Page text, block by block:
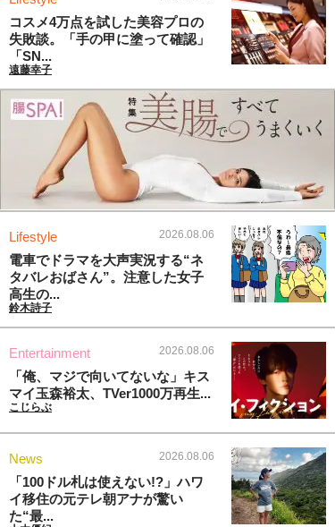
コスメ4万点を試した美容プロの
失敗談。「手の甲に塗って確認」
「SN...
遠藤幸子
Lifestyle 2026.08.06
電車でドラマを大声実況する“ネ
タバレおばさん”。注意した女子
高生の...
鈴木詩子
Entertainment 2026.08.06
「俺、マジで向いてないな」キス
マイ玉森裕太、TVer1000万再生...
こじらぶ
News 2026.08.06
「100ドル札は使えない!?」ハワ
イ移住の元テレ朝アナが驚い
た“最...